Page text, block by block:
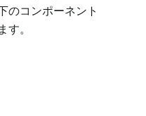
のコンポーネント
す。